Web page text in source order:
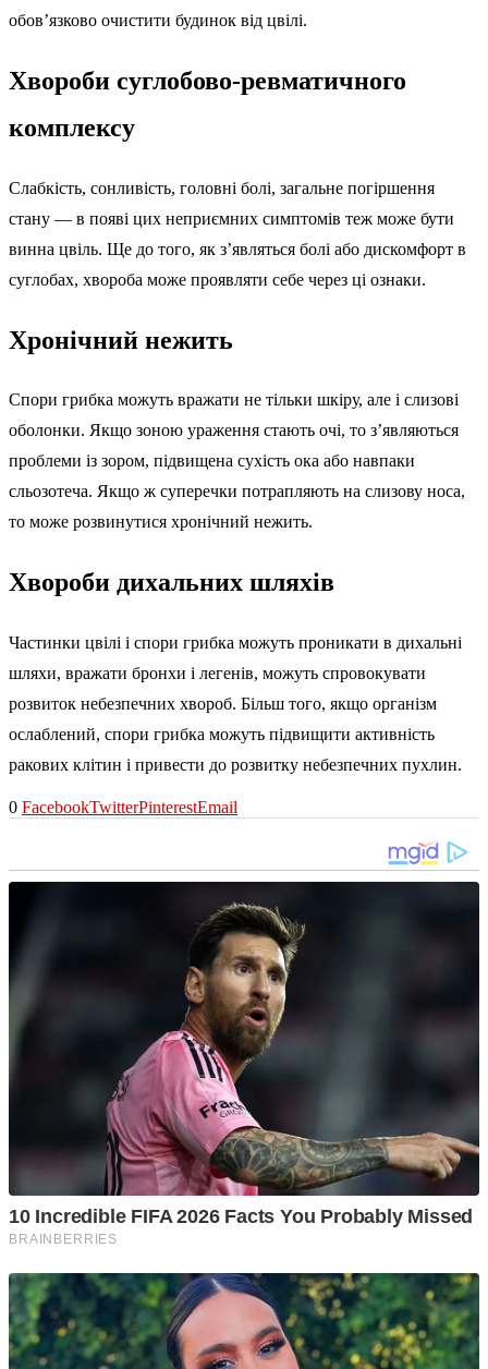
обов’язково очистити будинок від цвілі.
Хвороби суглобово-ревматичного
комплексу
Слабкість, сонливість, головні болі, загальне погіршення
стану — в появі цих неприємних симптомів теж може бути
винна цвіль. Ще до того, як з’являться болі або дискомфорт в
суглобах, хвороба може проявляти себе через ці ознаки.
Хронічний нежить
Спори грибка можуть вражати не тільки шкіру, але і слизові
оболонки. Якщо зоною ураження стають очі, то з’являються
проблеми із зором, підвищена сухість ока або навпаки
сльозотеча. Якщо ж суперечки потрапляють на слизову носа,
то може розвинутися хронічний нежить.
Хвороби дихальних шляхів
Частинки цвілі і спори грибка можуть проникати в дихальні
шляхи, вражати бронхи і легенів, можуть спровокувати
розвиток небезпечних хвороб. Більш того, якщо організм
ослаблений, спори грибка можуть підвищити активність
ракових клітин і привести до розвитку небезпечних пухлин.
0 FacebookTwitterPinterestEmail